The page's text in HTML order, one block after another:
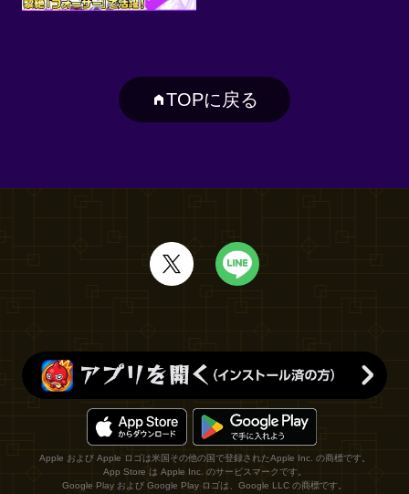
TOPに戻る
Apple および Apple ロゴは米国その他の国で登録されたApple Inc. の商標です。
App Store は Apple Inc. のサービスマークです。
Google Play および Google Play ロゴは、Google LLC の商標です。